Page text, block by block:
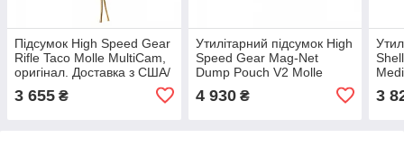
Підсумок High Speed Gear
Rifle Taco Molle MultiCam,
оригінал. Доставка з США/
3 655 ₴
Утилітарний підсумок High
Speed Gear Mag-Net
Dump Pouch V2 Molle
Доставка з США/ЄС
4 930₴
ЄС
3